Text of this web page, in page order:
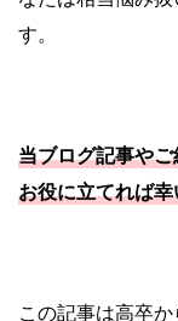
す。
当ブログ記事や
お役に立てれば
この記事は高卒